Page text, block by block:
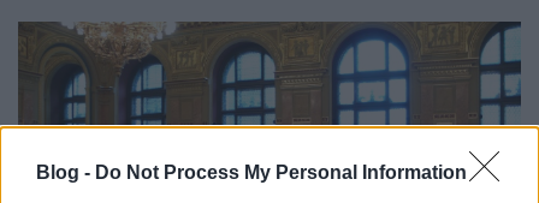
Blog - Do Not Process My Personal Information